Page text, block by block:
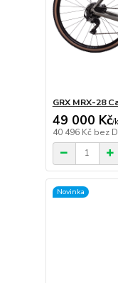
GRX MRX-28
49 000 Kč/
40 496 Kč bez
Novinka